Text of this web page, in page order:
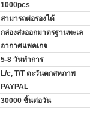
1000pcs
สามารถต่อรองได้
กล่องส่งออกมาตรฐานทะเล
อากาศแพคเกจ
5-8 วันทำการ
L/c, T/T ตะวันตกสหภาพ
PAYPAL
30000 ชิ้นต่อวัน